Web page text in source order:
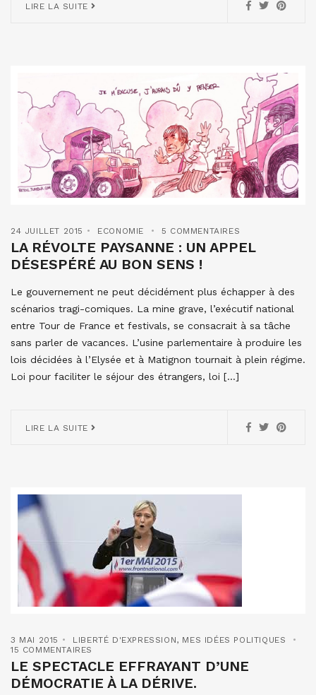
LIRE LA SUITE
24 JUILLET 2015 ECONOMIE 5 COMMENTAIRES
LA RÉVOLTE PAYSANNE : UN APPEL
DÉSESPÉRÉ AU BON SENS !
Le gouvernement ne peut décidément plus échapper à des
scénarios tragi-comiques. La mine grave, l’exécutif national
entre Tour de France et festivals, se consacrait à sa tâche
sans parler de vacances. L’usine parlementaire à produire les
lois décidées à l’Elysée et à Matignon tournait à plein régime.
Loi pour faciliter le séjour des étrangers, loi […]
LIRE LA SUITE
3 MAI 2015 LIBERTÉ D'EXPRESSION, MES IDÉES POLITIQUES
15 COMMENTAIRES
LE SPECTACLE EFFRAYANT D’UNE
DÉMOCRATIE À LA DÉRIVE.